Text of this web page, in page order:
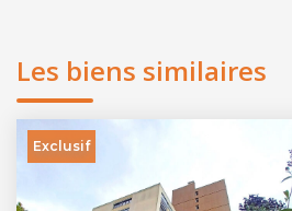
Les biens similaires
Exclusif